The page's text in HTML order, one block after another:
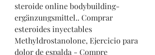
steroide online bodybuilding-
ergänzungsmittel.. Comprar
esteroides inyectables
Methyldrostanolone, Ejercicio para
dolor de espalda - Compre